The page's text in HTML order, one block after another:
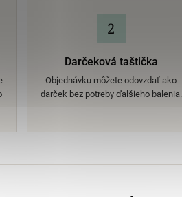
2
Darčeková taštička
Objednávku môžete odovzdať ako
darček bez potreby ďalšieho balenia.